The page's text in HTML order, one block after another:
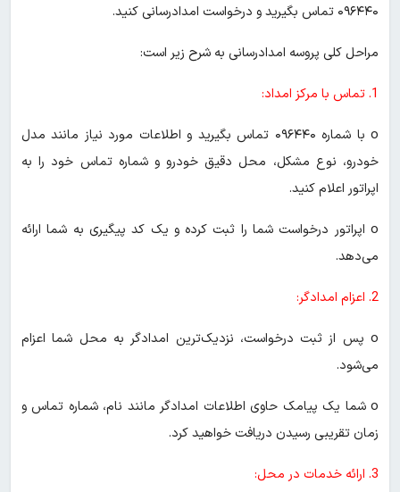
۰۹۶۴۴۰ تماس بگیرید و درخواست امدادرسانی کنید.
مراحل کلی پروسه امدادرسانی به شرح زیر است:
1. تماس با مرکز امداد:
o با شماره ۰۹۶۴۴۰ تماس بگیرید و اطلاعات مورد نیاز مانند مدل
خودرو، نوع مشکل، محل دقیق خودرو و شماره تماس خود را به
اپراتور اعلام کنید.
o اپراتور درخواست شما را ثبت کرده و یک کد پیگیری به شما ارائه
می‌دهد.
2. اعزام امدادگر:
o پس از ثبت درخواست، نزدیک‌ترین امدادگر به محل شما اعزام
می‌شود.
o شما یک پیامک حاوی اطلاعات امدادگر مانند نام، شماره تماس و
زمان تقریبی رسیدن دریافت خواهید کرد.
3. ارائه خدمات در محل: